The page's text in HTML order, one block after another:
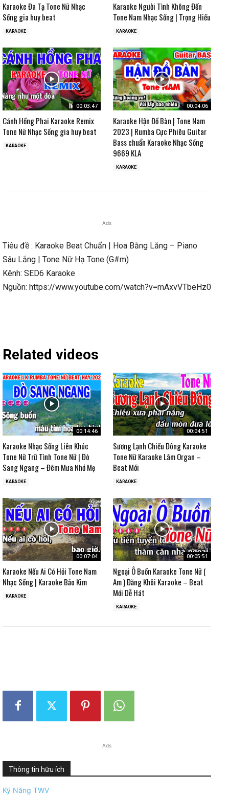
Karaoke Đa Tạ Tone Nữ Nhạc
Sống gia huy beat
KARAOKE
Karaoke Người Tình Không Đến
Tone Nam Nhạc Sống | Trọng Hiếu
KARAOKE
00:03:47
Cánh Hồng Phai Karaoke Remix
Tone Nữ Nhạc Sống gia huy beat
KARAOKE
00:04:06
Karaoke Hận Đồ Bàn | Tone Nam
2023 | Rumba Cực Phiêu Guitar
Bass chuẩn Karaoke Nhạc Sống
9669 KLA
KARAOKE
Ads
Tiêu đề : Karaoke Beat Chuẩn | Hoa Bằng Lăng – Piano
Sâu Lắng | Tone Nữ Hạ Tone (G#m)
Kênh: SED6 Karaoke
Nguồn: https://www.youtube.com/watch?v=mAxvVTbeHz0
Related videos
00:14:46
Karaoke Nhạc Sống Liên Khúc
Tone Nữ Trữ Tình Tone Nữ | Đò
Sang Ngang – Đêm Mưa Nhớ Mẹ
KARAOKE
00:04:51
Sương Lạnh Chiều Đông Karaoke
Tone Nữ Karaoke Lâm Organ –
Beat Mới
KARAOKE
00:07:04
Karaoke Nếu Ai Có Hỏi Tone Nam
Nhạc Sống | Karaoke Bảo Kim
KARAOKE
00:05:51
Ngoại Ô Buồn Karaoke Tone Nữ (
Am ) Đăng Khôi Karaoke – Beat
Mới Dễ Hát
KARAOKE
Ads
Thông tin hữu ích
Kỹ Năng TWV